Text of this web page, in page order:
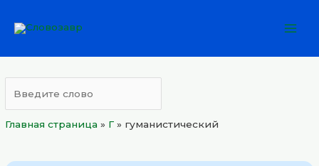
Главная страница » Г » гуманистический